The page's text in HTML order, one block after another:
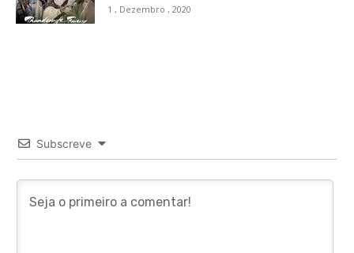
1 , Dezembro , 2020
Subscreve